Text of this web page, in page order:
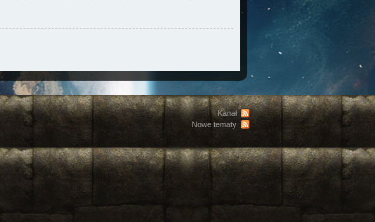
Kanał
Nowe tematy